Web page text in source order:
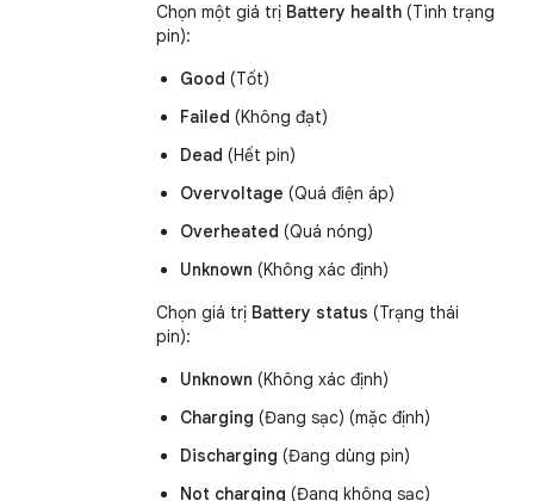
Chọn một giá trị Battery health (Tình trạng
pin):
Good (Tốt)
Failed (Không đạt)
Dead (Hết pin)
Overvoltage (Quá điện áp)
Overheated (Quá nóng)
Unknown (Không xác định)
Chọn giá trị Battery status (Trạng thái
pin):
Unknown (Không xác định)
Charging (Đang sạc) (mặc định)
Discharging (Đang dùng pin)
Not charging (Đang không sạc)